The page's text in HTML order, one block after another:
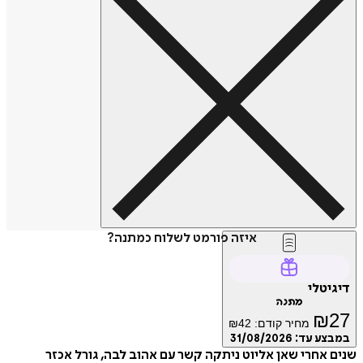
איזה פורמט לשלוח כמתנה?
דיגיטלי
מתנה
₪27 מחיר קודם: ₪42
במבצע עד: 31/08/2026
שנים אחרי שאן אליוט ניתקה קשר עם אהוב לבה, גורל אכזר